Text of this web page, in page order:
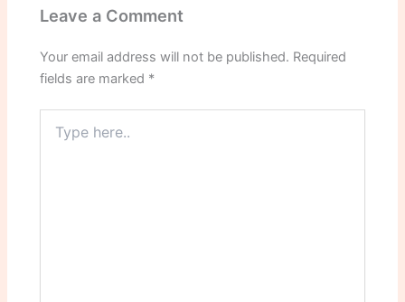
Leave a Comment
Your email address will not be published. Required
fields are marked *
here..